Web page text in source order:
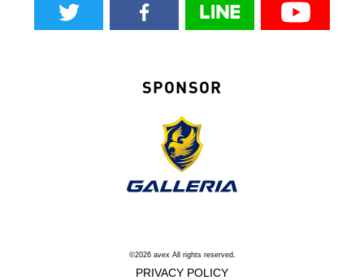
SPONSOR
©2026 avex All rights reserved.
PRIVACY POLICY